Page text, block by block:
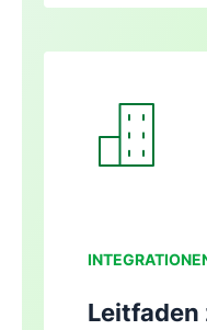
Leitfaden
In neuem